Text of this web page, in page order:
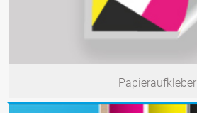
Papieraufkleber